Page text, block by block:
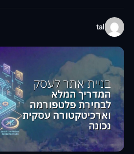
tal